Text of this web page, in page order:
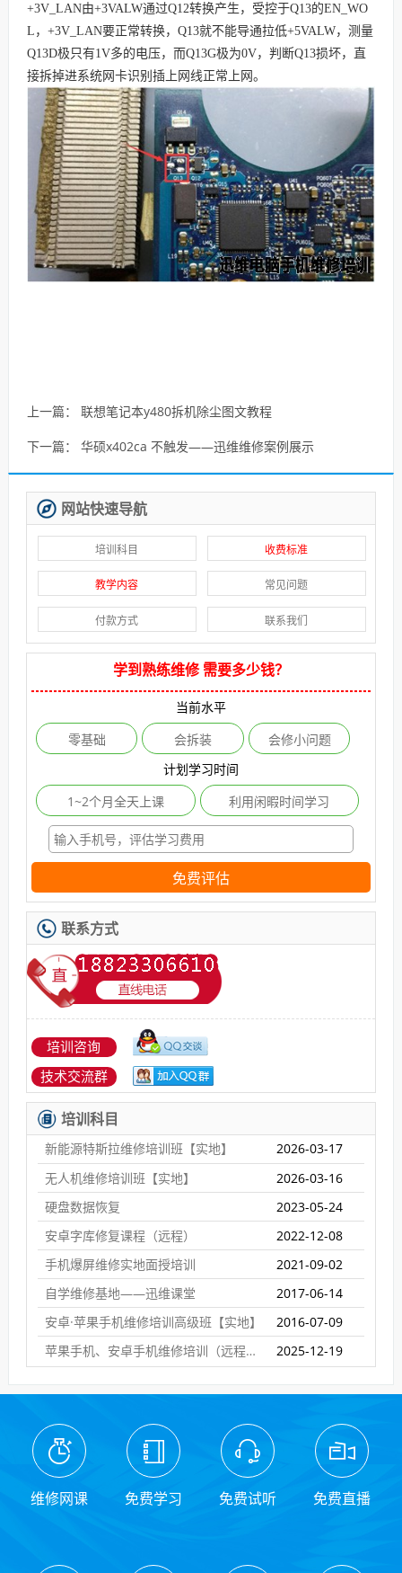
+3V_LAN由+3VALW通过Q12转换产生，受控于Q13的EN_WO
L，+3V_LAN要正常转换，Q13就不能导通拉低+5VALW，测量
Q13D极只有1V多的电压，而Q13G极为0V，判断Q13损坏，直
接拆掉进系统网卡识别插上网线正常上网。
上一篇： 联想笔记本y480拆机除尘图文教程
下一篇： 华硕x402ca 不触发——迅维维修案例展示
网站快速导航
培训科目 收费标准
教学内容 常见问题
付款方式 联系我们
学到熟练维修 需要多少钱？
当前水平
零基础
会拆装
会修小问题
计划学习时间
1~2个月全天上课
利用闲暇时间学习
免费评估
联系方式
培训咨询
技术交流群
培训科目
新能源特斯拉维修培训班【实地】
2026-03-17
无人机维修培训班【实地】
2026-03-16
硬盘数据恢复
2023-05-24
安卓字库修复课程（远程）
2022-12-08
手机爆屏维修实地面授培训
2021-09-02
自学维修基地——迅维课堂
2017-06-14
安卓·苹果手机维修培训高级班【实地】
2016-07-09
苹果手机、安卓手机维修培训（远程网络班）
2025-12-19
维修网课 免费学习 免费试听 免费直播